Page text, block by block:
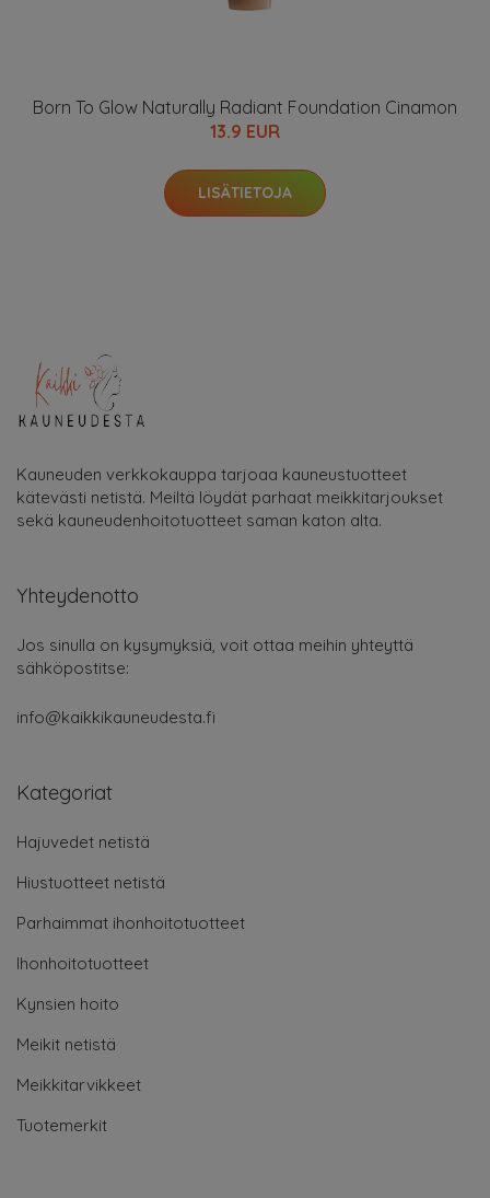
Born To Glow Naturally Radiant Foundation Cinamon
13.9 EUR
LISÄTIETOJA
Kauneuden verkkokauppa tarjoaa kauneustuotteet
kätevästi netistä. Meiltä löydät parhaat meikkitarjoukset
sekä kauneudenhoitotuotteet saman katon alta.
Yhteydenotto
Jos sinulla on kysymyksiä, voit ottaa meihin yhteyttä
sähköpostitse:
info@kaikkikauneudesta.fi
Kategoriat
Hajuvedet netistä
Hiustuotteet netistä
Parhaimmat ihonhoitotuotteet
Ihonhoitotuotteet
Kynsien hoito
Meikit netistä
Meikkitarvikkeet
Tuotemerkit